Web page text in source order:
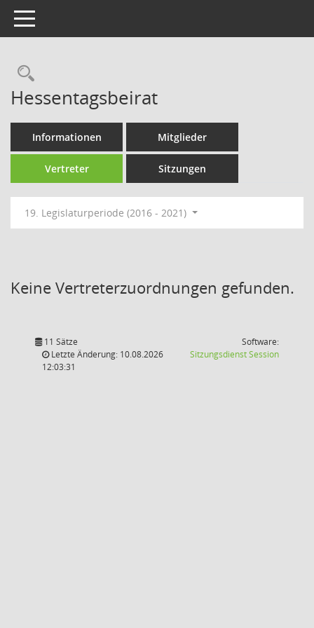
Toggle navigation
Rechercheauswahl
Hessentagsbeirat
Informationen Mitglieder
Vertreter Sitzungen
19. Legislaturperiode (2016 - 2021)
Keine Vertreterzuordnungen gefunden.
11 Sätze
Letzte Änderung: 10.08.2026
12:03:31
Software:
SitzungsdienstSession(Wird in